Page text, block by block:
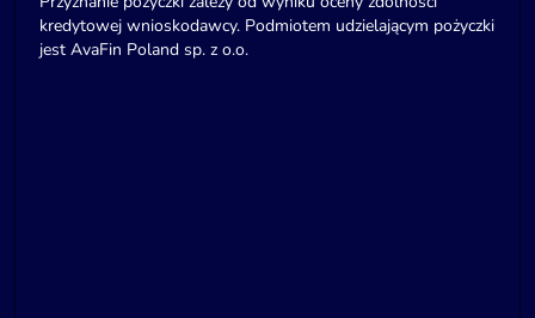
kredytowej wnioskodawcy. Podmiotem udzielającym pożyczki
jest AvaFin Poland sp. z o.o.